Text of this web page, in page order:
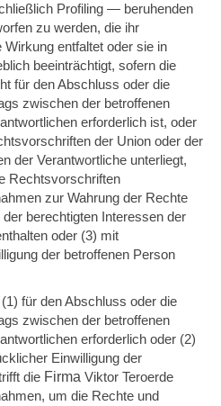
Profiling — beruhenden
zu werden, die ihr
entfaltet oder sie in
beeinträchtigt, sofern die
für den Abschluss oder die
zwischen der betroffenen
erforderlich ist, oder
der Union oder der
der Verantwortliche unterliegt,
Rechtsvorschriften
zur Wahrung der Rechte
berechtigten Interessen der
oder (3) mit
der betroffenen Person
für den Abschluss oder die
zwischen der betroffenen
erforderlich oder (2)
Einwilligung der
die Firma Viktor Teroerde
um die Rechte und